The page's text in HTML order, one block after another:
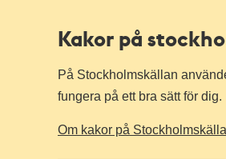
Kakor på
På Stockholmskällan
fungera på ett bra sätt för dig.
Om kakor på